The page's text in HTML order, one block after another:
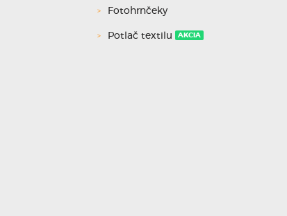
Fotohrnčeky
Potlač textilu AKCIA